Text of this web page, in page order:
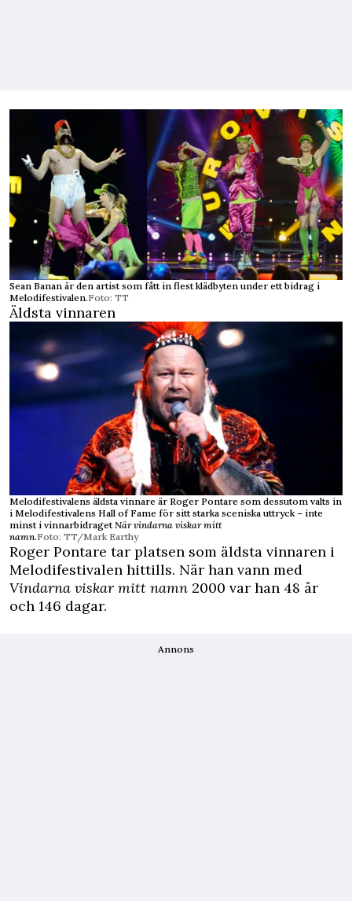
Sean Banan är den artist som fått in flest klädbyten under ett bidrag i
Melodifestivalen.Foto: TT
Äldsta vinnaren
Melodifestivalens äldsta vinnare är Roger Pontare som dessutom valts in
i Melodifestivalens Hall of Fame för sitt starka sceniska uttryck – inte
minst i vinnarbidragetNär vindarna viskar mitt
namn.Foto: TT/Mark Earthy
Roger Pontare tar platsen som äldsta vinnaren i
Melodifestivalen hittills. När han vann med
Vindarna viskar mitt namn 2000 var han 48 år
och 146 dagar.
Annons